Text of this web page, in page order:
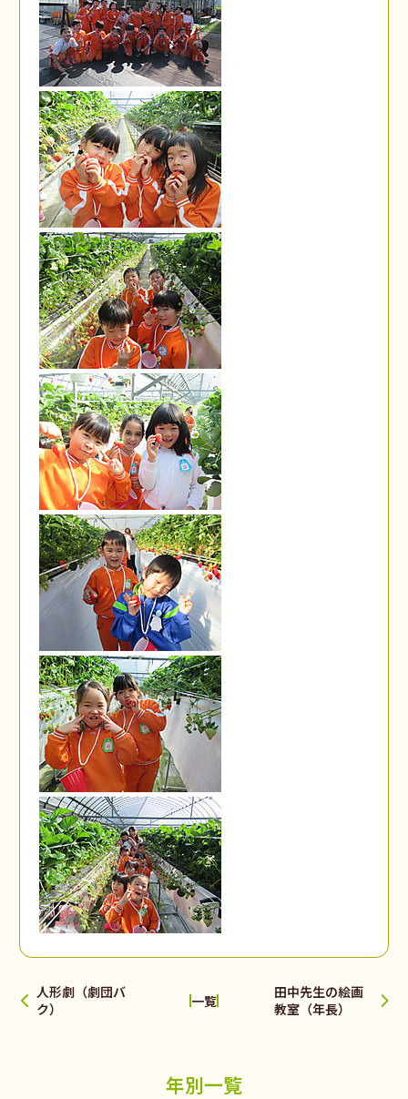
人形劇（劇団バ
ク）
一覧
田中先生の絵画
教室（年長）
年別一覧